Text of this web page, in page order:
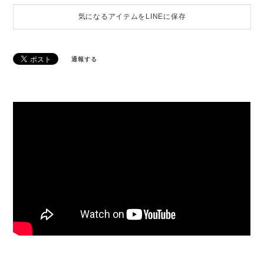
気になるアイテムをLINEに保存
通報する